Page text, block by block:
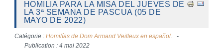
HOMILIA PARA LA MISA DEL JUEVES DE
LA 3ª SEMANA DE PASCUA (05 DE
MAYO DE 2022)
Catégorie : Homilías de Dom Armand Veilleux en español.
Publication : 4 mai 2022